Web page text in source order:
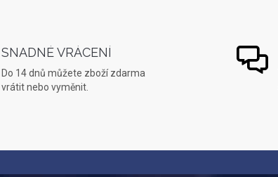
SNADNÉ VRÁCENÍ
Do 14 dnů můžete zboží zdarma
vrátit nebo vyměnit.